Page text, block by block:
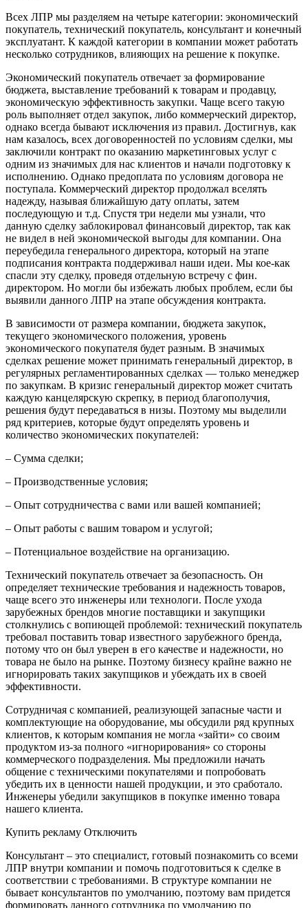
Всех ЛПР мы разделяем на четыре категории: экономический
покупатель, технический покупатель, консультант и конечный
эксплуатант. К каждой категории в компании может работать
несколько сотрудников, влияющих на решение к покупке.
Экономический покупатель отвечает за формирование
бюджета, выставление требований к товарам и продавцу,
экономическую эффективность закупки. Чаще всего такую
роль выполняет отдел закупок, либо коммерческий директор,
однако всегда бывают исключения из правил. Достигнув, как
нам казалось, всех договоренностей по условиям сделки, мы
заключили контракт по оказанию маркетинговых услуг с
одним из значимых для нас клиентов и начали подготовку к
исполнению. Однако предоплата по условиям договора не
поступала. Коммерческий директор продолжал вселять
надежду, называя ближайшую дату оплаты, затем
последующую и т.д. Спустя три недели мы узнали, что
данную сделку заблокировал финансовый директор, так как
не видел в ней экономической выгоды для компании. Она
переубедила генерального директора, который на этапе
подписания контракта поддерживал наши идеи. Мы кое-как
спасли эту сделку, проведя отдельную встречу с фин.
директором. Но могли бы избежать любых проблем, если бы
выявили данного ЛПР на этапе обсуждения контракта.
В зависимости от размера компании, бюджета закупок,
текущего экономического положения, уровень
экономического покупателя будет разным. В значимых
сделках решение может принимать генеральный директор, в
регулярных регламентированных сделках — только менеджер
по закупкам. В кризис генеральный директор может считать
каждую канцелярскую скрепку, в период благополучия,
решения будут передаваться в низы. Поэтому мы выделили
ряд критериев, которые будут определять уровень и
количество экономических покупателей:
– Сумма сделки;
– Производственные условия;
– Опыт сотрудничества с вами или вашей компанией;
– Опыт работы с вашим товаром и услугой;
– Потенциальное воздействие на организацию.
Технический покупатель отвечает за безопасность. Он
определяет технические требования и надежность товаров,
чаще всего это инженеры или технологи. После ухода
зарубежных брендов многие поставщики и закупщики
столкнулись с вопиющей проблемой: технический покупатель
требовал поставить товар известного зарубежного бренда,
потому что он был уверен в его качестве и надежности, но
товара не было на рынке. Поэтому бизнесу крайне важно не
игнорировать таких закупщиков и убеждать их в своей
эффективности.
Сотрудничая с компанией, реализующей запасные части и
комплектующие на оборудование, мы обсудили ряд крупных
клиентов, к которым компания не могла «зайти» со своим
продуктом из-за полного «игнорирования» со стороны
коммерческого подразделения. Мы предложили начать
общение с техническими покупателями и попробовать
убедить их в ценности нашей продукции, и это сработало.
Инженеры убедили закупщиков в покупке именно товара
нашего клиента.
Купить рекламу Отключить
Консультант – это специалист, готовый познакомить со всеми
ЛПР внутри компании и помочь подготовиться к сделке в
соответствии с требованиями. В структуре компании не
бывает консультантов по умолчанию, поэтому вам придется
формировать данного сотрудника по умолчанию по